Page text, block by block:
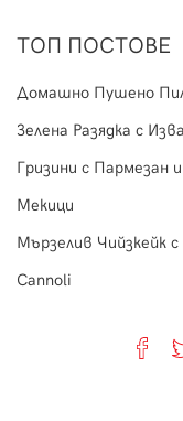
ТОП ПОСТОВЕ
Домашно Пушено
Зелена Разядка с
Гризини с Пармезан
Мекици
Мързелив Чийзкейк
Cannoli